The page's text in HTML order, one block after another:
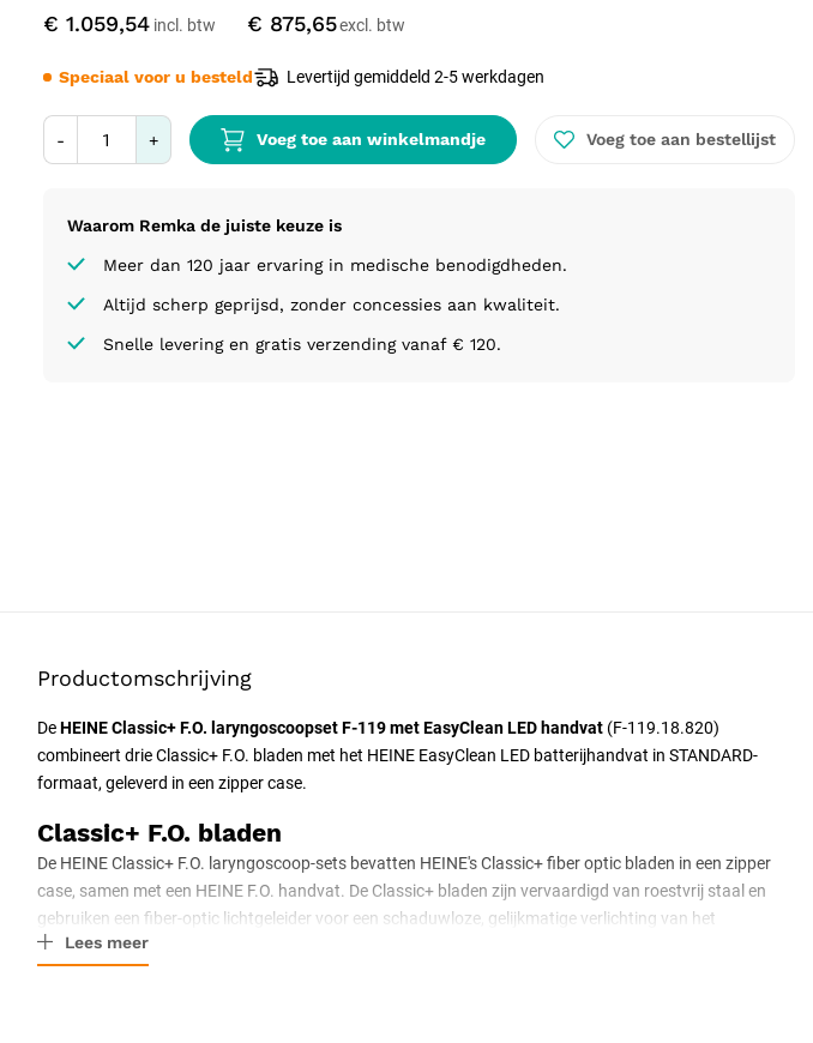
€ 1.059,54 € 875,65
- + Voeg toe aan winkelmandje Voeg toe aan bestellijst
Waarom Remka de juiste keuze is
Meer dan 120 jaar ervaring in medische benodigdheden.
Altijd scherp geprijsd, zonder concessies aan kwaliteit.
Snelle levering en gratis verzending vanaf € 120.
Speciaal voor u besteld Levertijd gemiddeld 2-5 werkdagen
Productomschrijving
DeHEINE Classic+ F.O. laryngoscoopset F-119 met EasyClean LED handvat (F-119.18.820)
combineert drie Classic+ F.O. bladen met het HEINE EasyClean LED batterijhandvat in STANDARD-
formaat, geleverd in een zipper case.
Classic+ F.O. bladen
De HEINE Classic+ F.O. laryngoscoop-sets bevatten HEINE's Classic+ fiber optic bladen in een zipper
case, samen met een HEINE F.O. handvat. De Classic+ bladen zijn vervaardigd van roestvrij staal en
gebruiken een fiber-optic lichtgeleider voor een schaduwloze, gelijkmatige verlichting van het
intubatieveld. Alle bladen voldoen aan ISO 7376 (groen standaard) en zijn compatibel met alle HEINE
Lees meer